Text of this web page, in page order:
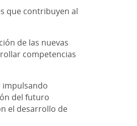
que contribuyen al
de las nuevas
competencias
impulsando
del futuro
el desarrollo de